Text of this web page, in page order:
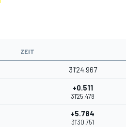
ZEIT
31'24.967
+0.511
31'25.478
+5.784
31'30.751